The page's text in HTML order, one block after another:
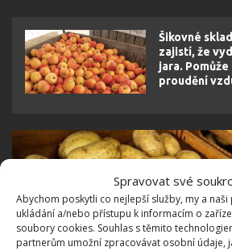
Spravovat své
Abychom poskytli co nejlepší služby, my a
ukládání a/nebo přístupu k informacím o
soubory cookies. Souhlas s těmito
partnerům umožní zpracovávat osobní údaje,
Šikovné
zajistí, že
jara.
proudění